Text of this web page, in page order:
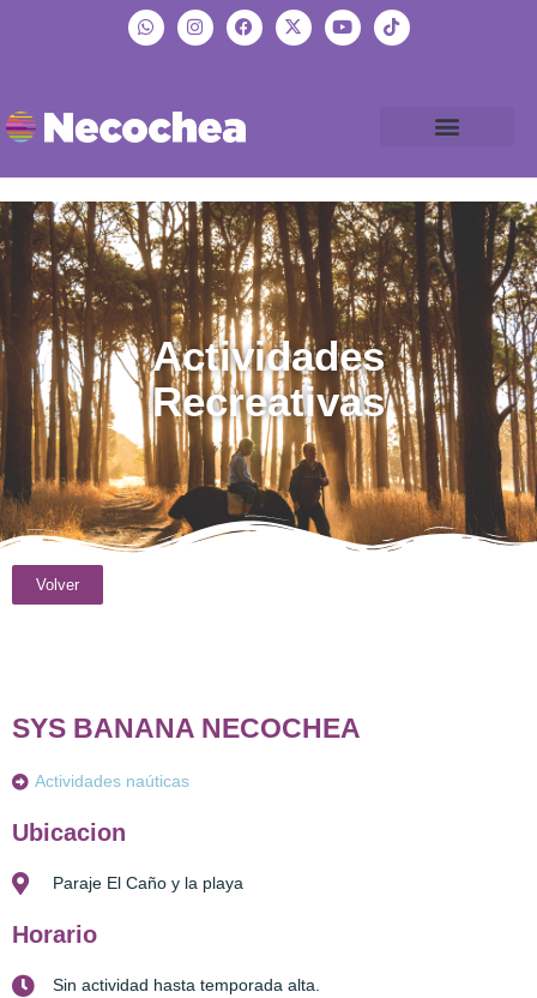
Actividades
Recreativas
Volver
SYS BANANA NECOCHEA
Actividades naúticas
Ubicacion
Paraje El Caño y la playa
Horario
Sin actividad hasta temporada alta.